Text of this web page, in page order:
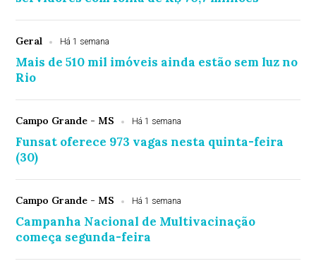
Geral Há 1 semana
Mais de 510 mil imóveis ainda estão sem luz no
Rio
Campo Grande - MS Há 1 semana
Funsat oferece 973 vagas nesta quinta-feira
(30)
Campo Grande - MS Há 1 semana
Campanha Nacional de Multivacinação
começa segunda-feira